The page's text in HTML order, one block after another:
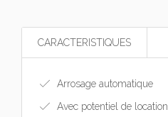
CARACTERISTIQUES
Arrosage automatique
Avec potentiel de location